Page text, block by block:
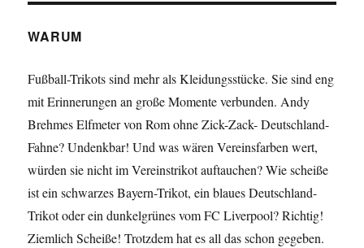
WARUM
Fußball-Trikots sind mehr als Kleidungsstücke. Sie sind eng
mit Erinnerungen an große Momente verbunden. Andy
Brehmes Elfmeter von Rom ohne Zick-Zack- Deutschland-
Fahne? Undenkbar! Und was wären Vereinsfarben wert,
würden sie nicht im Vereinstrikot auftauchen? Wie scheiße
ist ein schwarzes Bayern-Trikot, ein blaues Deutschland-
Trikot oder ein dunkelgrünes vom FC Liverpool? Richtig!
Ziemlich Scheiße! Trotzdem hat es all das schon gegeben.